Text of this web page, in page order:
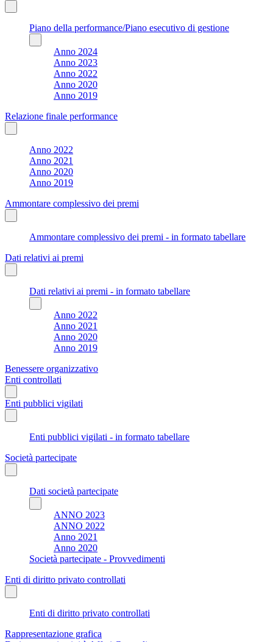
Piano della performance/Piano esecutivo di gestione
Anno 2024
Anno 2023
Anno 2022
Anno 2020
Anno 2019
Relazione finale performance
Anno 2022
Anno 2021
Anno 2020
Anno 2019
Ammontare complessivo dei premi
Ammontare complessivo dei premi - in formato tabellare
Dati relativi ai premi
Dati relativi ai premi - in formato tabellare
Anno 2022
Anno 2021
Anno 2020
Anno 2019
Benessere organizzativo
Enti controllati
Enti pubblici vigilati
Enti pubblici vigilati - in formato tabellare
Società partecipate
Dati società partecipate
ANNO 2023
ANNO 2022
Anno 2021
Anno 2020
Società partecipate - Provvedimenti
Enti di diritto privato controllati
Enti di diritto privato controllati
Rappresentazione grafica